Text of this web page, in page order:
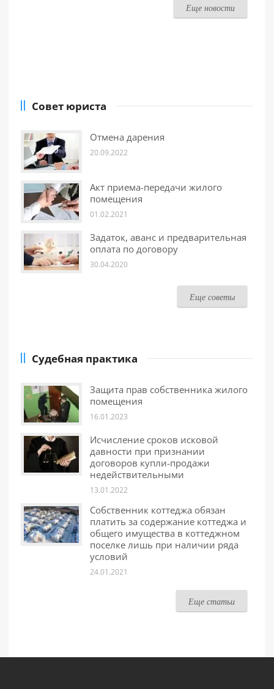
Еще новости
Совет юриста
Отмена дарения
20.09.2022
Акт приема-передачи жилого
помещения
01.02.2021
Задаток, аванс и предварительная
оплата по договору
30.04.2020
Еще советы
Судебная практика
Защита прав собственника жилого
помещения
16.01.2023
Исчисление сроков исковой
давности при признании
договоров купли-продажи
недействительными
13.01.2022
Собственник коттеджа обязан
платить за содержание коттеджа и
общего имущества в коттеджном
поселке лишь при наличии ряда
условий
24.01.2021
Еще статьи